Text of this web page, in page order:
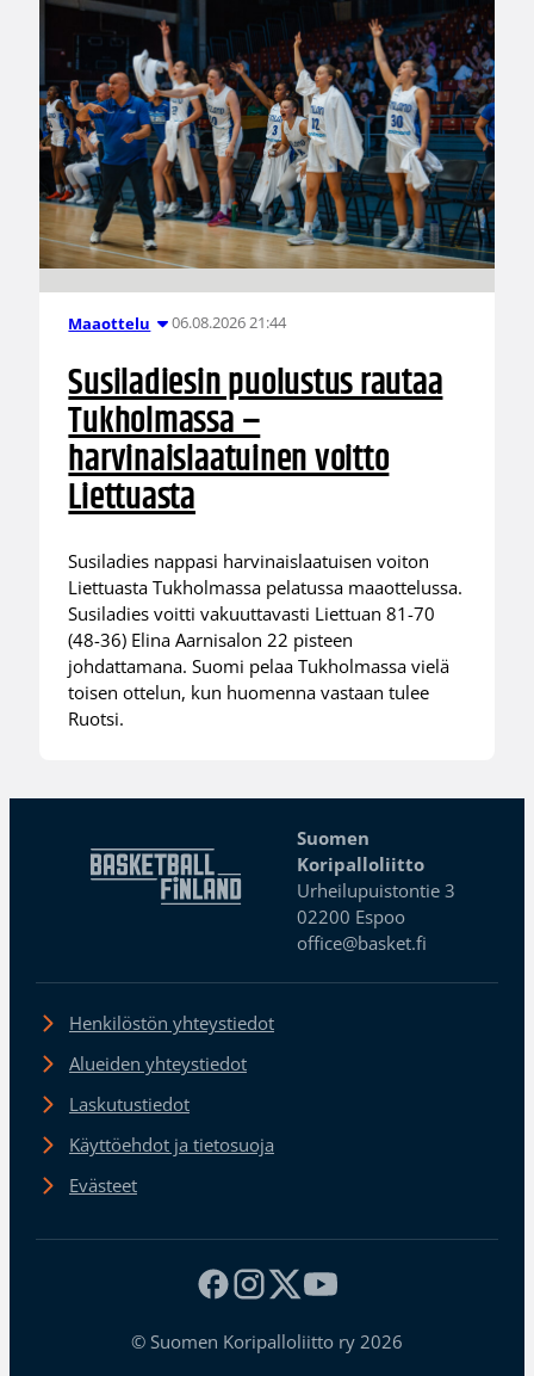
Maaottelu 06.08.2026 21:44
Susiladiesin puolustus rautaa
Tukholmassa –
harvinaislaatuinen voitto
Liettuasta
Susiladies nappasi harvinaislaatuisen voiton
Liettuasta Tukholmassa pelatussa maaottelussa.
Susiladies voitti vakuuttavasti Liettuan 81-70
(48-36) Elina Aarnisalon 22 pisteen
johdattamana. Suomi pelaa Tukholmassa vielä
toisen ottelun, kun huomenna vastaan tulee
Ruotsi.
Suomen
Koripalloliitto
Urheilupuistontie 3
02200 Espoo
office@basket.fi
Henkilöstön yhteystiedot
Alueiden yhteystiedot
Laskutustiedot
Käyttöehdot ja tietosuoja
Evästeet
© Suomen Koripalloliitto ry 2026